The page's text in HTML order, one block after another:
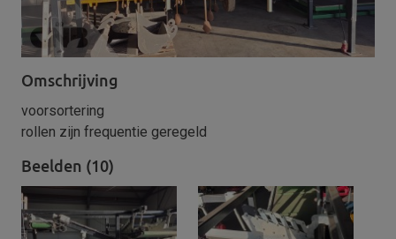
Omschrijving
voorsortering
rollen zijn frequentie geregeld
Beelden (10)